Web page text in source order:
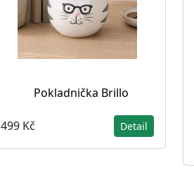
Pokladnička Brillo
499 Kč Detail